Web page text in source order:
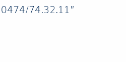
74.32.11”